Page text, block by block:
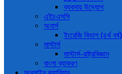
ব্যবসায় উদ্যোগ
এইচএসসি
অনার্স
ইংরেজি বিভাগ (৪র্থ বর্ষ)
মাস্টার্স
মাস্টার্স-রাষ্ট্রবিজ্ঞান
বাংলা ব্যাকরণ